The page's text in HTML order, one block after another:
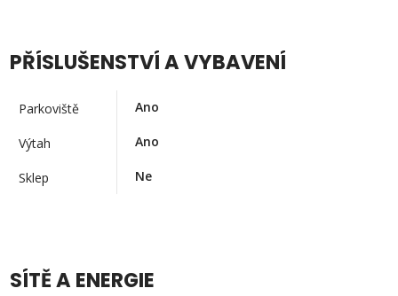
PŘÍSLUŠENSTVÍ A VYBAVENÍ
Parkoviště Ano
Výtah Ano
Sklep Ne
SÍTĚ A ENERGIE